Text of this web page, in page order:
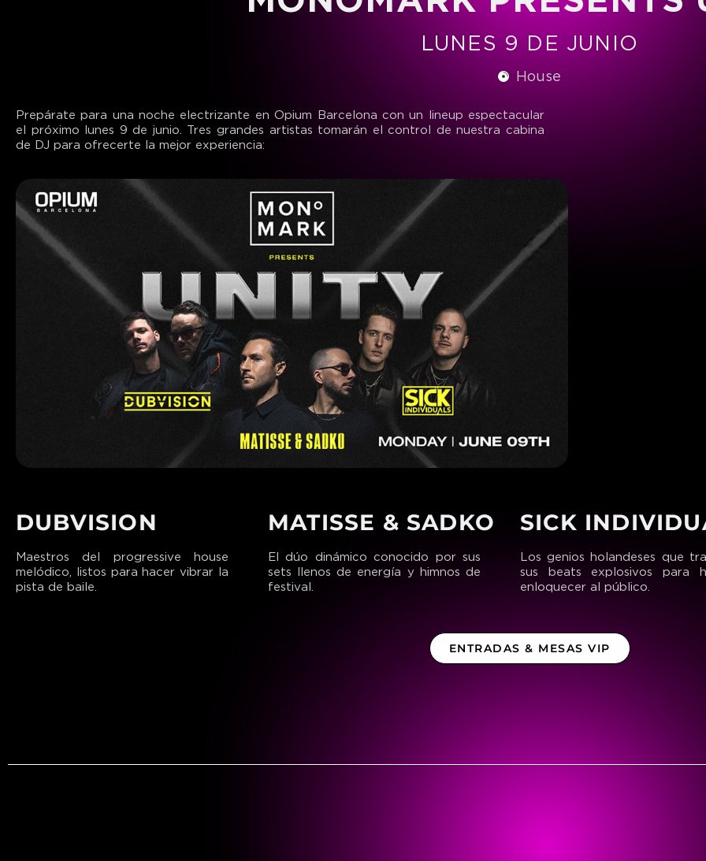
LUNES 9 DE JUNIO
House
Prepárate para una noche electrizante en Opium Barcelona con un lineup espectacular
el próximo lunes 9 de junio. Tres grandes artistas tomarán el control de nuestra cabina
de DJ para ofrecerte la mejor experiencia:
DUBVISION
Maestros del progressive house
melódico, listos para hacer vibrar la
pista de baile.
MATISSE & SADKO
El dúo dinámico conocido por sus
sets llenos de energía y himnos de
festival.
SICK
Los genios holandeses que
sus beats explosivos para
enloquecer al público.
ENTRADAS & MESAS VIP